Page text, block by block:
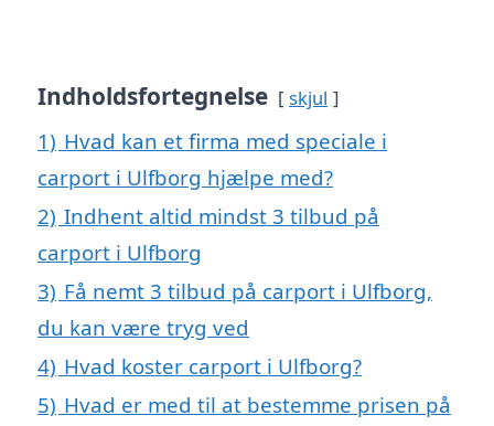
Indholdsfortegnelse skjul
1) Hvad kan et firma med speciale i
carport i Ulfborg hjælpe med?
2) Indhent altid mindst 3 tilbud på
carport i Ulfborg
3) Få nemt 3 tilbud på carport i Ulfborg,
du kan være tryg ved
4) Hvad koster carport i Ulfborg?
5) Hvad er med til at bestemme prisen på